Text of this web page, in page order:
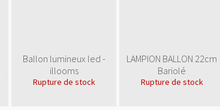
Ballon lumineux led -
illooms
Rupture de stock
LAMPION BALLON 22cm
Bariolé
Rupture de stock